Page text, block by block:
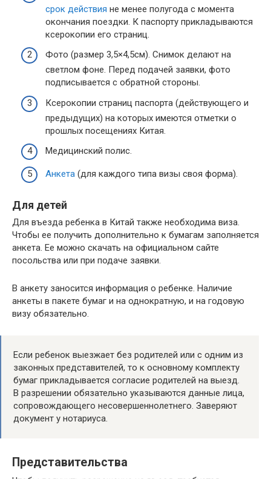
срок действия не менее полугода с момента
окончания поездки. К паспорту прикладываются
ксерокопии его страниц.
Фото (размер 3,5×4,5см). Снимок делают на
светлом фоне. Перед подачей заявки, фото
подписывается с обратной стороны.
Ксерокопии страниц паспорта (действующего и
предыдущих) на которых имеются отметки о
прошлых посещениях Китая.
Медицинский полис.
Анкета (для каждого типа визы своя форма).
Для детей
Для въезда ребенка в Китай также необходима виза.
Чтобы ее получить дополнительно к бумагам заполняется
анкета. Ее можно скачать на официальном сайте
посольства или при подаче заявки.
В анкету заносится информация о ребенке. Наличие
анкеты в пакете бумаг и на однократную, и на годовую
визу обязательно.
Если ребенок выезжает без родителей или с одним из
законных представителей, то к основному комплекту
бумаг прикладывается согласие родителей на выезд.
В разрешении обязательно указываются данные лица,
сопровождающего несовершеннолетнего. Заверяют
документ у нотариуса.
Представительства